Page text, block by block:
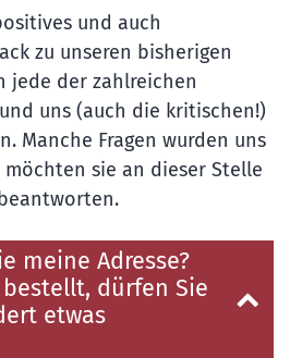
und auch
zu unseren bisherigen
jede der zahlreichen
uns (auch die kritischen!)
Manche Fragen wurden uns
sie an dieser Stelle
meine Adresse?
dürfen Sie
etwas